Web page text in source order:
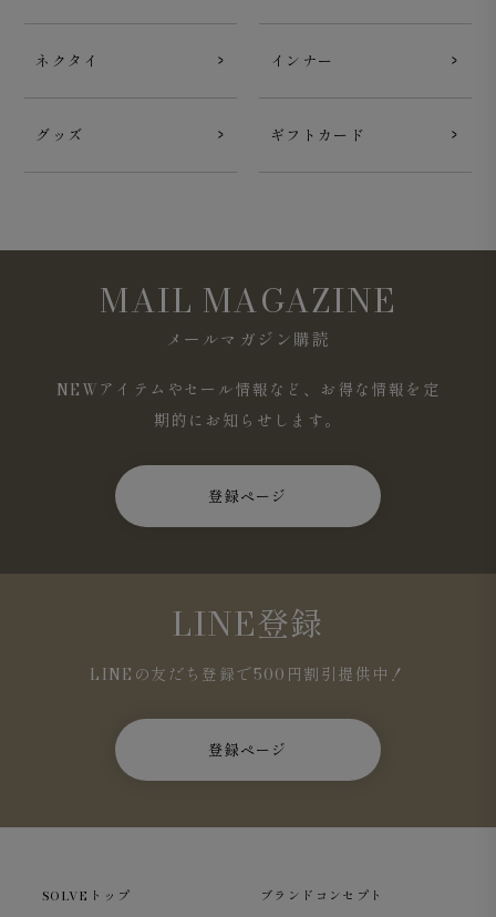
ネクタイ インナー
グッズ ギフトカード
MAIL MAGAZINE
メールマガジン購読
NEWアイテムやセール情報など、お得な情報を定
期的にお知らせします。
登録ページ
LINE登録
LINEの友だち登録で500円割引提供中！
登録ページ
SOLVEトップ ブランドコンセプト